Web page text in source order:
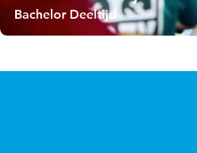
Bachelor Deeltijd